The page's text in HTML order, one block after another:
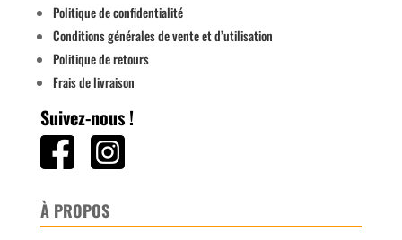
Politique de confidentialité
Conditions générales de vente et d’utilisation
Politique de retours
Frais de livraison
Suivez-nous !
À PROPOS